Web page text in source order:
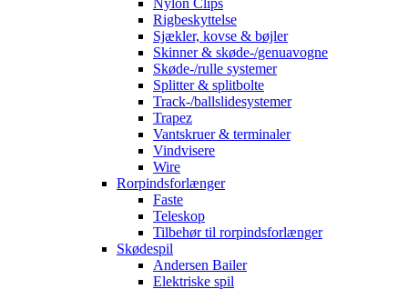
Nylon Clips
Rigbeskyttelse
Sjækler, kovse & bøjler
Skinner & skøde-/genuavogne
Skøde-/rulle systemer
Splitter & splitbolte
Track-/ballslidesystemer
Trapez
Vantskruer & terminaler
Vindvisere
Wire
Rorpindsforlænger
Faste
Teleskop
Tilbehør til rorpindsforlænger
Skødespil
Andersen Bailer
Elektriske spil